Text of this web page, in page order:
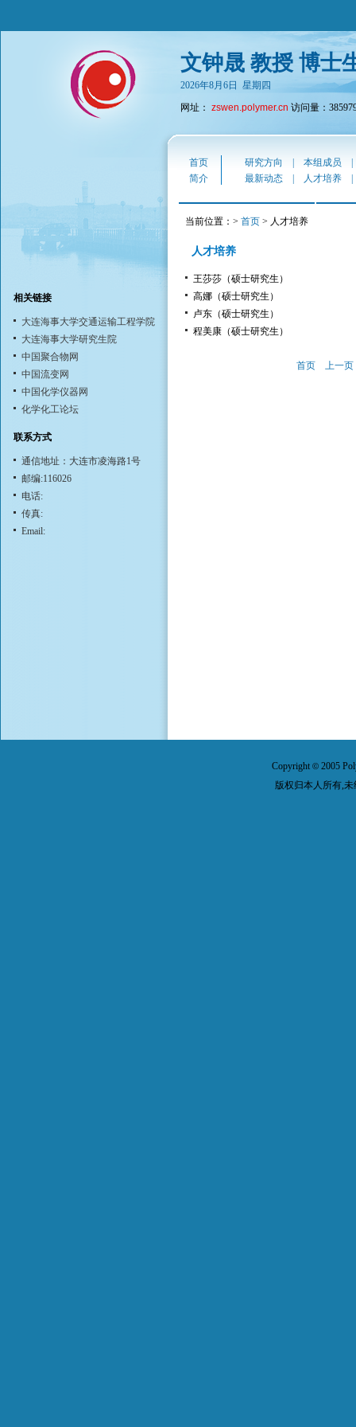
文钟晟 教授 博士
2026年8月6日 星期四
网址： zswen.polymer.cn 访问量：
相关链接
大连海事大学交通运输工程学院
大连海事大学研究生院
中国聚合物网
中国流变网
中国化学仪器网
化学化工论坛
联系方式
通信地址：大连市凌海路1号
邮编:116026
电话:
传真:
Email:
首页 研究方向 本组成员
简介
最新动态 人才培养
当前位置：> 首页 > 人才培养
人才培养
王莎莎（硕士研究生）
高娜（硕士研究生）
卢东（硕士研究生）
程美康（硕士研究生）
首页 上一页
Copyright© 2005
版权归本人所有,